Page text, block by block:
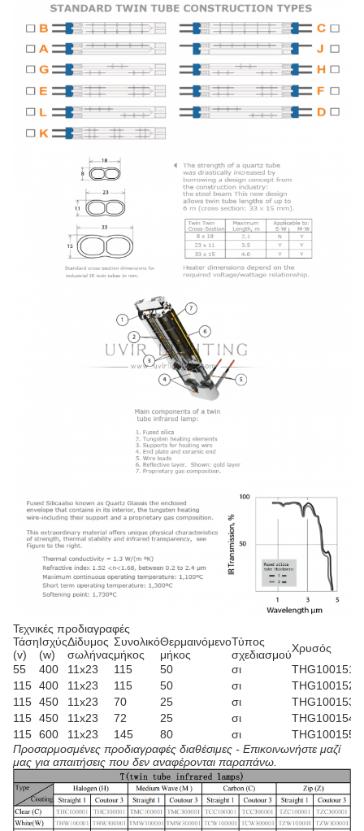
Τεχνικές προδιαγραφές
Τάση
(v)
Ισχύς
(w)
Δίδυμος
σωλήνας
Συνολικό
μήκος
Θερμαινόμενο
μήκος
Τύπος
σχεδιασμούΧρυσός
55
400 11x23 115 50 σι THG100151
115 400 11x23 115 50 σι THG100152
115 450 11x23 70 25 σι THG100153
115 450 11x23 72 25 σι THG100154
115 600 11x23 145 80 σι THG100155
Προσαρμοσμένες προδιαγραφές διαθέσιμες - Επικοινωνήστε μαζί
μας για απαιτήσεις που δεν αναφέρονται παραπάνω.